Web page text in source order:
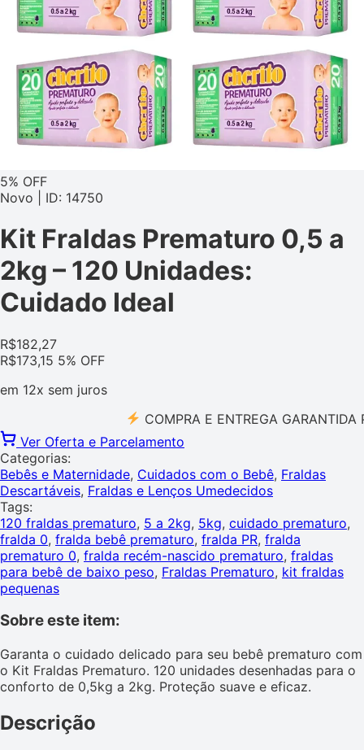
5% OFF
Novo | ID: 14750
Kit Fraldas Prematuro 0,5 a
2kg – 120 Unidades:
Cuidado Ideal
R$182,27
R$173,15 5% OFF
em 12x sem juros
COMPRA E ENTREGA GARANTIDA PELO
Ver Oferta e Parcelamento
Categorias:
Bebês e Maternidade, Cuidados com o Bebê, Fraldas
Descartáveis, Fraldas e Lenços Umedecidos
Tags:
120 fraldas prematuro, 5 a 2kg, 5kg, cuidado prematuro,
fralda 0, fralda bebê prematuro, fralda PR, fralda
prematuro 0, fralda recém-nascido prematuro, fraldas
para bebê de baixo peso, Fraldas Prematuro, kit fraldas
pequenas
Sobre este item:
Garanta o cuidado delicado para seu bebê prematuro com
o Kit Fraldas Prematuro. 120 unidades desenhadas para o
conforto de 0,5kg a 2kg. Proteção suave e eficaz.
Descrição